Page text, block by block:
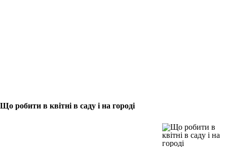
Що робити в квітні в саду і на городі